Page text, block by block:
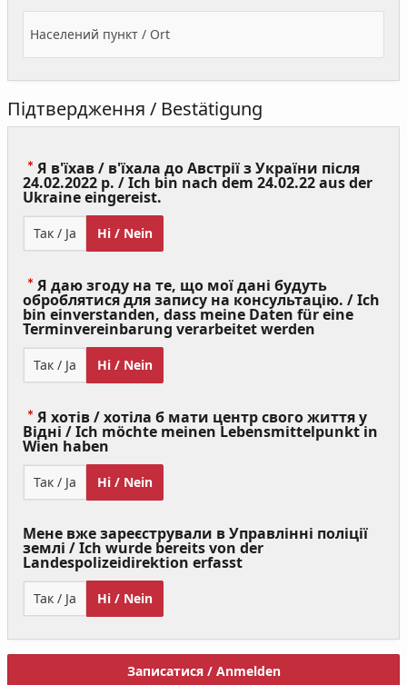
Населений пункт / Ort
Підтвердження / Bestätigung
Я в'їхав / в'їхала до Австрії з України після
24.02.2022 р. / Ich bin nach dem 24.02.22 aus der
Ukraine eingereist.
Required)
Так / Ja Ні / Nein
Я даю згоду на те, що мої дані будуть
оброблятися для запису на консультацію. / Ich
bin einverstanden, dass meine Daten für eine
Terminvereinbarung verarbeitet werden
Так / Ja Ні / Nein
Я хотів / хотіла б мати центр свого життя у
Відні / Ich möchte meinen Lebensmittelpunkt in
Wien haben
Required)
Так / Ja Ні / Nein
Мене вже зареєстрували в Управлінні поліції
землі / Ich wurde bereits von der
Landespolizeidirektion erfasst
Так / Ja Ні / Nein
Записатися / Anmelden